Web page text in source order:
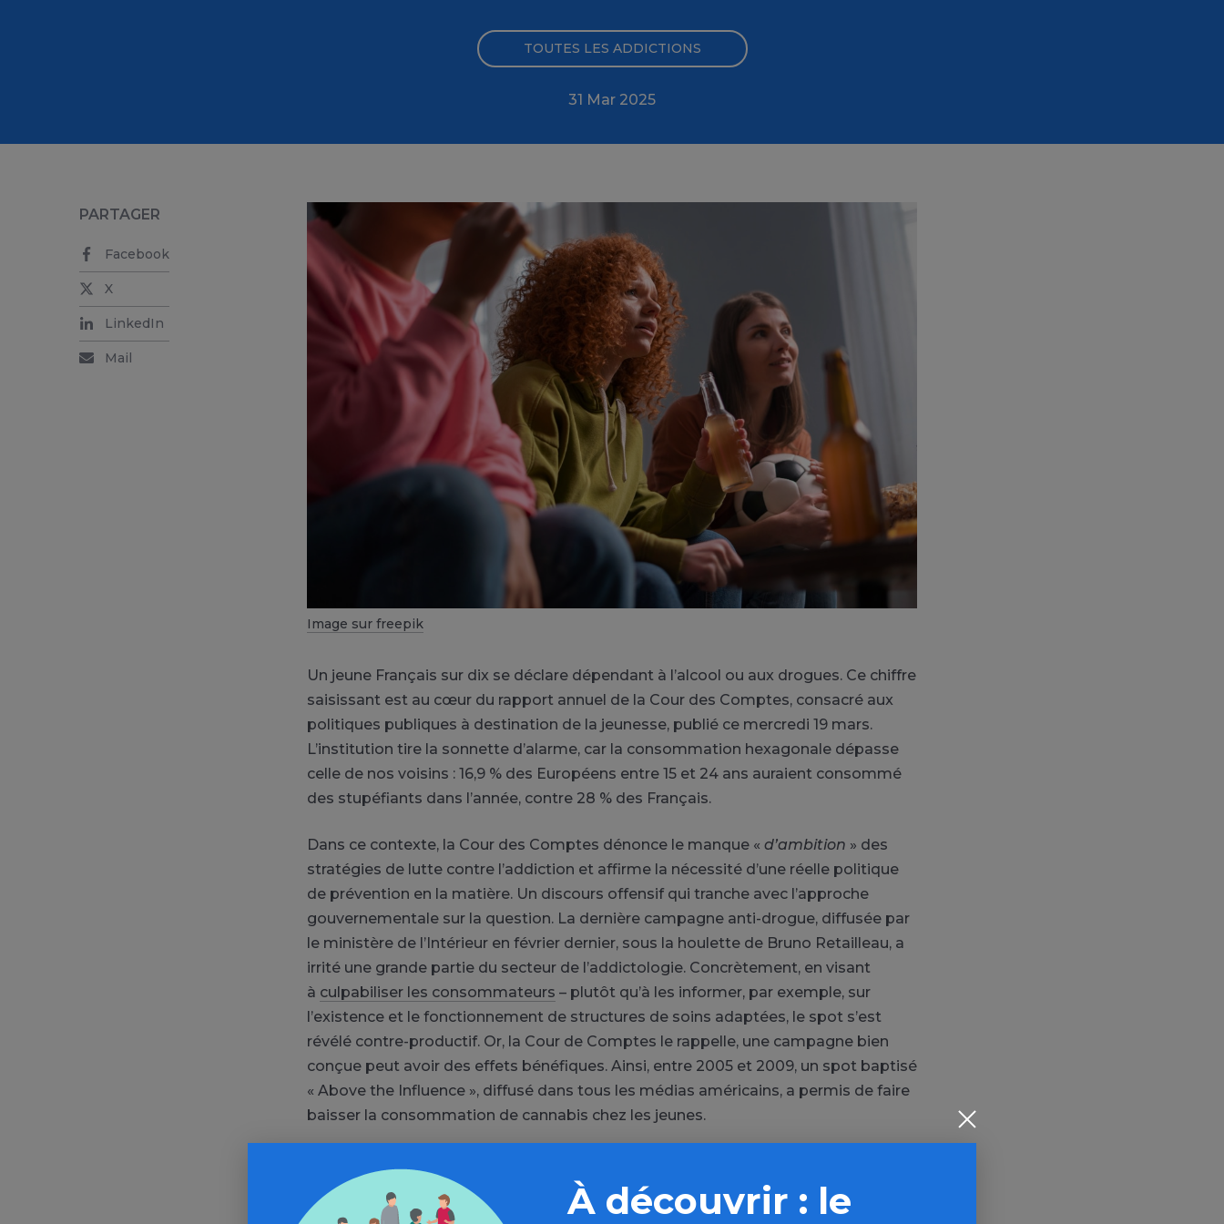
TOUTES LES ADDICTIONS
31 Mar 2025
Image sur freepik
Un jeune Français sur dix se déclare dépendant à l’alcool ou aux drogues. Ce chiffre
saisissant est au cœur du rapport annuel de la Cour des Comptes, consacré aux
politiques publiques à destination de la jeunesse, publié ce mercredi 19 mars.
L’institution tire la sonnette d’alarme, car la consommation hexagonale dépasse
celle de nos voisins : 16,9 % des Européens entre 15 et 24 ans auraient consommé
des stupéfiants dans l’année, contre 28 % des Français.
Dans ce contexte, la Cour des Comptes dénonce le manque « d’ambition » des
stratégies de lutte contre l’addiction et affirme la nécessité d’une réelle politique
de prévention en la matière. Un discours offensif qui tranche avec l’approche
gouvernementale sur la question. La dernière campagne anti-drogue, diffusée par
le ministère de l’Intérieur en février dernier, sous la houlette de Bruno Retailleau, a
irrité une grande partie du secteur de l’addictologie. Concrètement, en visant
à culpabiliser les consommateurs – plutôt qu’à les informer, par exemple, sur
l’existence et le fonctionnement de structures de soins adaptées, le spot s’est
révélé contre-productif. Or, la Cour de Comptes le rappelle, une campagne bien
conçue peut avoir des effets bénéfiques. Ainsi, entre 2005 et 2009, un spot baptisé
« Above the Influence », diffusé dans tous les médias américains, a permis de faire
baisser la consommation de cannabis chez les jeunes.
Déceler les addictions et les prendre en charge
très tôt
PARTAGER
Facebook
X
LinkedIn
Mail
À découvrir : le